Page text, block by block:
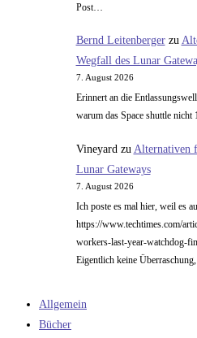
Post…
Bernd Leitenbergerzu
Wegfall des Lunar
7. August 2026
Erinnert an die
warum das Space shuttle
Vineyard zu Alternativen
Lunar Gateways
7. August 2026
Ich poste es mal hier, weil es
https://www.techtimes.com/
workers-last-year-watchdog-
Eigentlich keine
Allgemein
Bücher